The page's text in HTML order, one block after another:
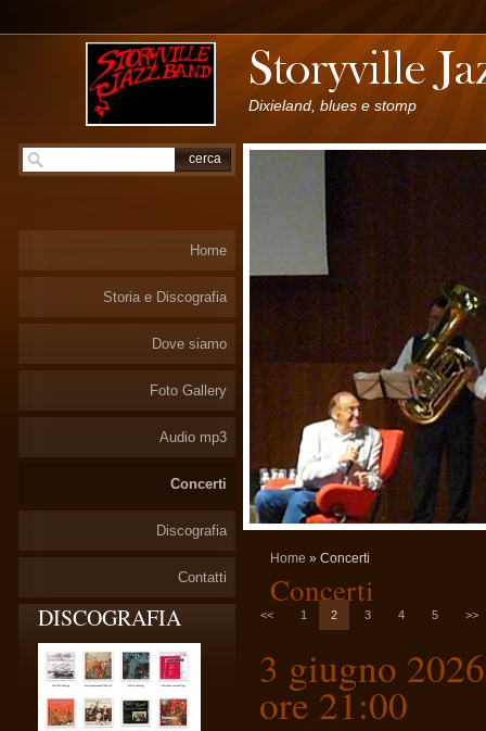
Dixieland, blues e stomp
Home » Concerti
Concerti
<< 1 2 3 4 5 >>
3 giugno
ore 21:00
Home
Storia e Discografia
Dove siamo
Foto Gallery
Audio mp3
Concerti
Discografia
Contatti
DISCOGRAFIA